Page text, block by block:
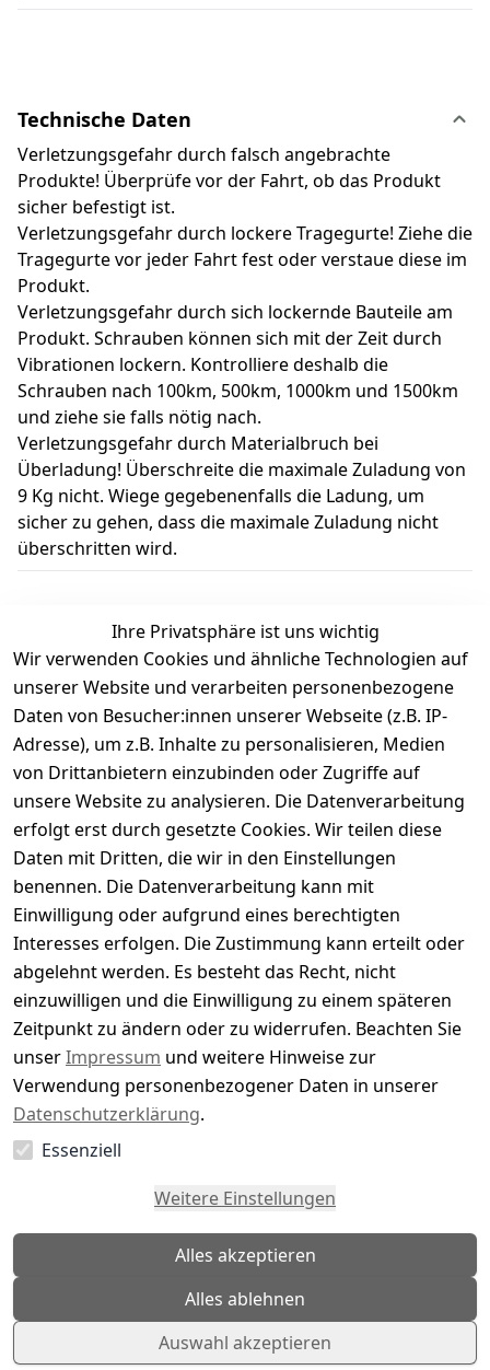
Technische Daten
Verletzungsgefahr durch falsch angebrachte
Produkte! Überprüfe vor der Fahrt, ob das Produkt
sicher befestigt ist.
Verletzungsgefahr durch lockere Tragegurte! Ziehe die
Tragegurte vor jeder Fahrt fest oder verstaue diese im
Produkt.
Verletzungsgefahr durch sich lockernde Bauteile am
Produkt. Schrauben können sich mit der Zeit durch
Vibrationen lockern. Kontrolliere deshalb die
Schrauben nach 100km, 500km, 1000km und 1500km
und ziehe sie falls nötig nach.
Verletzungsgefahr durch Materialbruch bei
Überladung! Überschreite die maximale Zuladung von
9 Kg nicht. Wiege gegebenenfalls die Ladung, um
sicher zu gehen, dass die maximale Zuladung nicht
überschritten wird.
Kundenbewertungen
Durchschnittliche Bewertung
0
Basierend auf 0 Bewertung(en)
Bewertung abgeben
5
( 0 )
4
( 0 )
3
( 0 )
2
( 0 )
1
( 0 )
Es hat noch niemand eine Bewertung für diesen
Artikel abgegeben
Ihre Privatsphäre ist uns wichtig
Wir verwenden Cookies und ähnliche Technologien auf
unserer Website und verarbeiten personenbezogene
Daten von Besucher:innen unserer Webseite (z.B. IP-
Adresse), um z.B. Inhalte zu personalisieren, Medien
von Drittanbietern einzubinden oder Zugriffe auf
unsere Website zu analysieren. Die Datenverarbeitung
erfolgt erst durch gesetzte Cookies. Wir teilen diese
Daten mit Dritten, die wir in den Einstellungen
benennen. Die Datenverarbeitung kann mit
Einwilligung oder aufgrund eines berechtigten
Interesses erfolgen. Die Zustimmung kann erteilt oder
abgelehnt werden. Es besteht das Recht, nicht
einzuwilligen und die Einwilligung zu einem späteren
Zeitpunkt zu ändern oder zu widerrufen. Beachten Sie
unserImpressum und weitere Hinweise zur
Verwendung personenbezogener Daten in unserer
Datenschutzerklärung.
Essenziell
Weitere Einstellungen
Alles akzeptieren
Alles ablehnen
Auswahl akzeptieren